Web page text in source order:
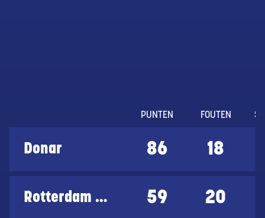
PUNTEN FOUTEN
Donar 86 18
Rotterdam City Basketball 59 20